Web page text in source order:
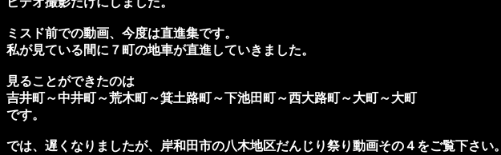
ミスド前での動画、今度は直進集です。
私が見ている間に７町の地車が直進していきました。
見ることができたのは
吉井町～中井町～荒木町～箕土路町～下池田町～西大路町～大町～大町
です。
では、遅くなりましたが、岸和田市の八木地区だんじり祭り動画その４をご覧下さい。